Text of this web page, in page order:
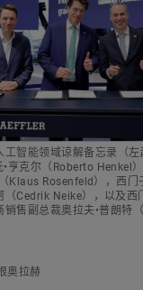
博士
事务，舍弗勒集团
5000
to sell material
at no
工智能领域谅解备忘录（
亨克尔（Roberto Henkel
Klaus Rosenfeld），西
（Cedrik Neike），以及西
售副总裁奥拉夫•普朗特
奥拉赫